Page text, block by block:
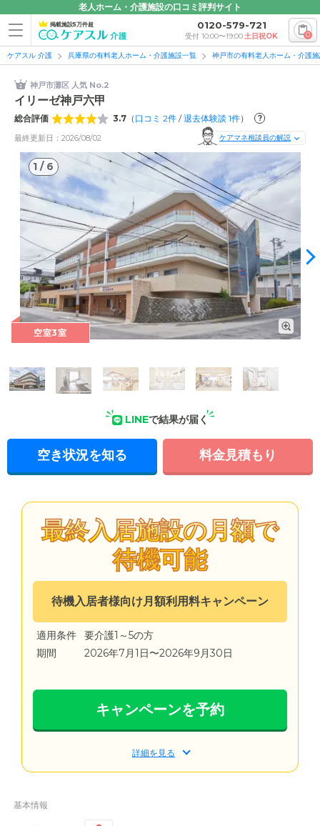
老人ホーム・介護施設の口コミ評判サイト
掲載施設5万件超 0120-579-721
受付 10:00〜19:00土日祝OK 0
ケアスル 介護 兵庫県の有料老人ホーム・介護施設一覧 神戸市の有料老人ホーム・介護
神戸市灘区 人気 No.2
イリーゼ神戸六甲
総合評価 3.7 （ 口コミ 2件 /退去体験談 1件） ?
最終更新日：2026/08/02 ケアマネ相談員の解説
1 / 6
外観: 地上3階地下1階建ての建物で、玄関前には樹木が植えて
空室3室
LINEで結果が届く
空き状況を知る 料金見積もり
最終入居施設の月額で
待機可能
待機入居者様向け月額利用料キャンペーン
適用条件
要介護1～5の方
期間
2026年7月1日〜2026年9月30日
キャンペーンを予約
詳細を見る
基本情報